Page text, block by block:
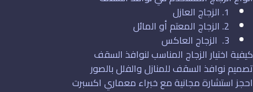
1. الزجاج العازل
2. الزجاج المعتم أو المائل
3. الزجاج العاكس
كيفية اختيار الزجاج المناسب لنوافذ السقف
تصميم نوافذ السقف للمنازل والفلل بالصور
احجز استشارة مجانية مع خبراء معماري اكسبرت